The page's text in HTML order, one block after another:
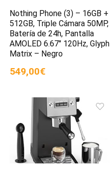
Nothing Phone (3) – 16GB +
512GB, Triple Cámara 50MP,
Batería de 24h, Pantalla
AMOLED 6.67″ 120Hz, Glyph
Matrix – Negro
549,00€